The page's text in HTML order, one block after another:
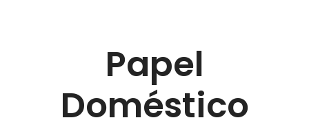
Papel
Doméstico